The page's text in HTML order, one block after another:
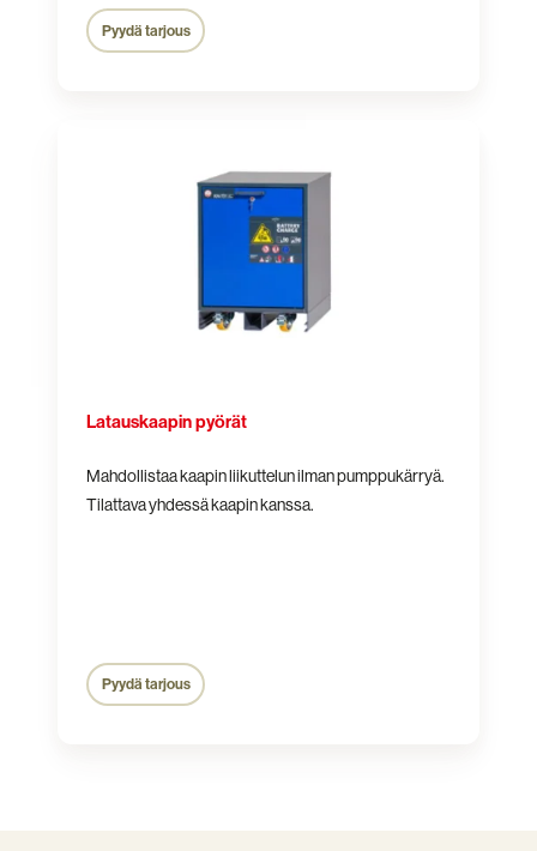
Pyydä tarjous
Latauskaapin pyörät
Mahdollistaa kaapin liikuttelun ilman pumppukärryä.
Tilattava yhdessä kaapin kanssa.
Pyydä tarjous